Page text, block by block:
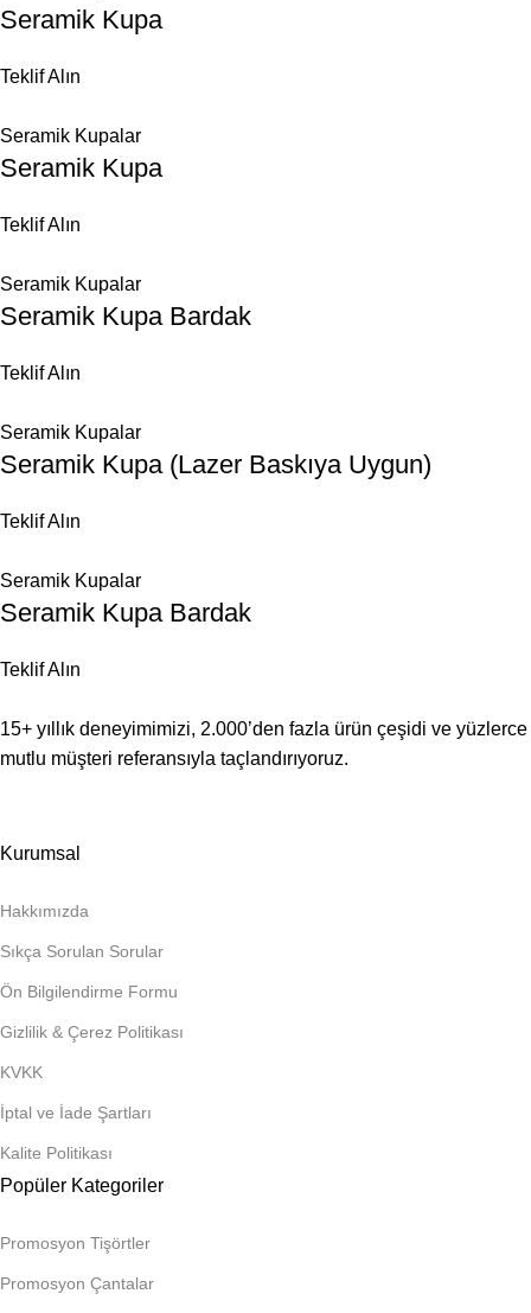
Seramik Kupa
Teklif Alın
Seramik Kupalar
Seramik Kupa
Teklif Alın
Seramik Kupalar
Seramik Kupa Bardak
Teklif Alın
Seramik Kupalar
Seramik Kupa (Lazer Baskıya Uygun)
Teklif Alın
Seramik Kupalar
Seramik Kupa Bardak
Teklif Alın
15+ yıllık deneyimimizi, 2.000’den fazla ürün çeşidi ve yüzlerce
mutlu müşteri referansıyla taçlandırıyoruz.
Kurumsal
Hakkımızda
Sıkça Sorulan Sorular
Ön Bilgilendirme Formu
Gizlilik & Çerez Politikası
KVKK
İptal ve İade Şartları
Kalite Politikası
Popüler Kategoriler
Promosyon Tişörtler
Promosyon Çantalar